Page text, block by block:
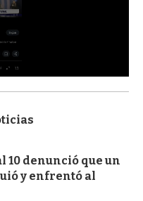
10 denunció que un
y enfrentó al